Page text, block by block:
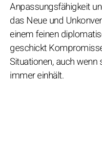
Anpassungsfähigkeit
das Neue und
einem feinen
geschickt
Situationen, auch wenn
immer einhält.